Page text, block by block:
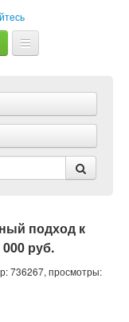
подход к
000 руб.
736267, просмотры: